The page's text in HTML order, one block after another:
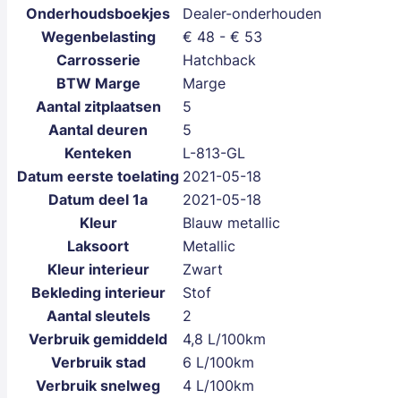
Onderhoudsboekjes
Dealer-onderhouden
Wegenbelasting
€ 48 - € 53
Carrosserie
Hatchback
BTW Marge
Marge
Aantal zitplaatsen
5
Aantal deuren
5
Kenteken
L-813-GL
Datum eerste toelating 2021-05-18
Datum deel 1a
2021-05-18
Kleur
Blauw metallic
Laksoort
Metallic
Kleur interieur
Zwart
Bekleding interieur
Stof
Aantal sleutels
2
Verbruik gemiddeld
4,8 L/100km
Verbruik stad
6 L/100km
Verbruik snelweg
4 L/100km